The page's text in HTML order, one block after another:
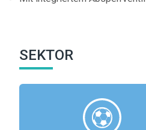
SEKTOR